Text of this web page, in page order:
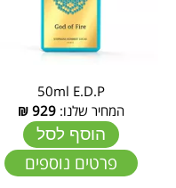
50ml E.D.P
המחיר שלנו: 929
₪
הוסף לסל
פרטים נוספים